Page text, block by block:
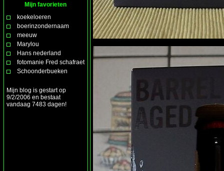
Mijn favorieten
koekeloeren
boerinzondernaam
meeuw
Marylou
Hans nederland
fotomanie Fred schafraet
Schoonderbueken
Mijn blog is gestart op
9/2/2006 en bestaat
vandaag 7483 dagen!